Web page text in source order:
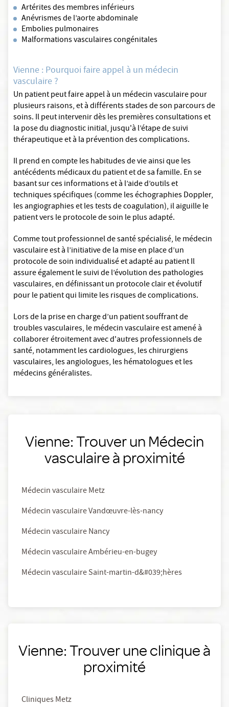
Artérites des membres inférieurs
Anévrismes de l’aorte abdominale
Embolies pulmonaires
Malformations vasculaires congénitales
Vienne : Pourquoi faire appel à un médecin
vasculaire ?
Un patient peut faire appel à un médecin vasculaire pour
plusieurs raisons, et à différents stades de son parcours de
soins. Il peut intervenir dès les premières consultations et
la pose du diagnostic initial, jusqu'à l’étape de suivi
thérapeutique et à la prévention des complications.
Il prend en compte les habitudes de vie ainsi que les
antécédents médicaux du patient et de sa famille. En se
basant sur ces informations et à l’aide d’outils et
techniques spécifiques (comme les échographies Doppler,
les angiographies et les tests de coagulation), il aiguille le
patient vers le protocole de soin le plus adapté.
Comme tout professionnel de santé spécialisé, le médecin
vasculaire est à l’initiative de la mise en place d’un
protocole de soin individualisé et adapté au patient Il
assure également le suivi de l’évolution des pathologies
vasculaires, en définissant un protocole clair et évolutif
pour le patient qui limite les risques de complications.
Lors de la prise en charge d’un patient souffrant de
troubles vasculaires, le médecin vasculaire est amené à
collaborer étroitement avec d'autres professionnels de
santé, notamment les cardiologues, les chirurgiens
vasculaires, les angiologues, les hématologues et les
médecins généralistes.
Vienne: Trouver un Médecin
vasculaire à proximité
Médecin vasculaire Metz
Médecin vasculaire Vandœuvre-lès-nancy
Médecin vasculaire Nancy
Médecin vasculaire Ambérieu-en-bugey
Médecin vasculaire Saint-martin-d&#039;hères
Vienne: Trouver une clinique à
proximité
Cliniques Metz